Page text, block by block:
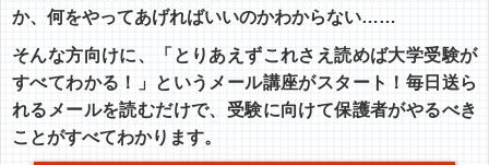
か、何をやってあげればいいのかわからない……
そんな方向けに、「とりあえずこれさえ読めば大学受験が
すべてわかる！」というメール講座がスタート！毎日送ら
れるメールを読むだけで、受験に向けて保護者がやるべき
ことがすべてわかります。